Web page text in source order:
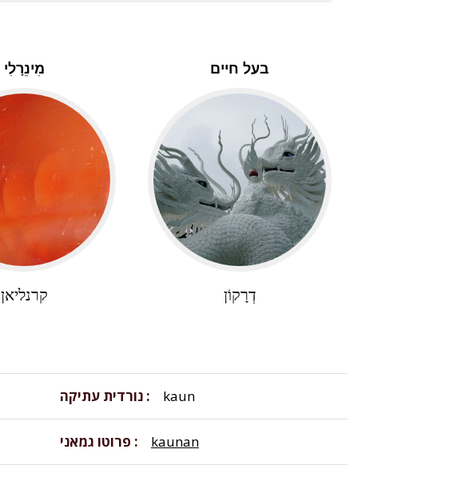
מִינֵרָלִי
קרנליאן
בעל חיים
דְרָקוֹן
נורדית עתיקה kaun
פרוטו גמאני kaunan